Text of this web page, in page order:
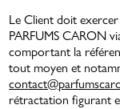
Le Client doit
PARFUMS CARON
comportant la
tout moyen et
rétractation figurant